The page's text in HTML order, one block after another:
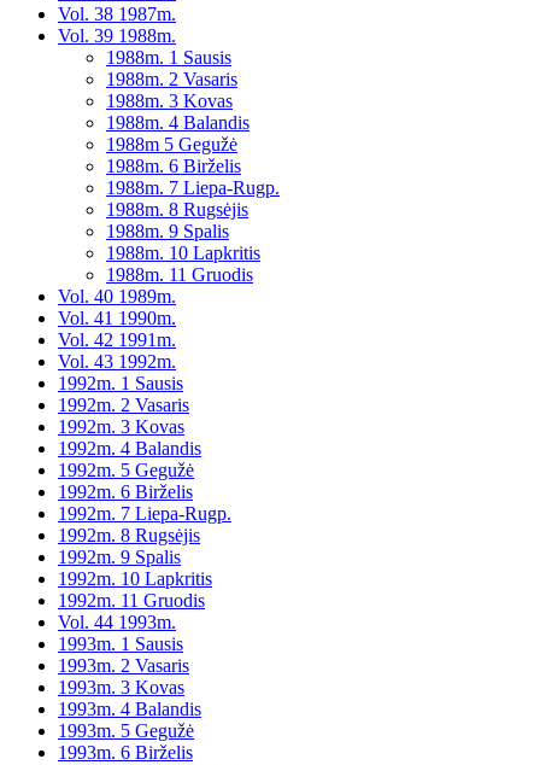
Vol. 38 1987m.
Vol. 39 1988m.
1988m. 1 Sausis
1988m. 2 Vasaris
1988m. 3 Kovas
1988m. 4 Balandis
1988m 5 Gegužė
1988m. 6 Birželis
1988m. 7 Liepa-Rugp.
1988m. 8 Rugsėjis
1988m. 9 Spalis
1988m. 10 Lapkritis
1988m. 11 Gruodis
Vol. 40 1989m.
Vol. 41 1990m.
Vol. 42 1991m.
Vol. 43 1992m.
1992m. 1 Sausis
1992m. 2 Vasaris
1992m. 3 Kovas
1992m. 4 Balandis
1992m. 5 Gegužė
1992m. 6 Birželis
1992m. 7 Liepa-Rugp.
1992m. 8 Rugsėjis
1992m. 9 Spalis
1992m. 10 Lapkritis
1992m. 11 Gruodis
Vol. 44 1993m.
1993m. 1 Sausis
1993m. 2 Vasaris
1993m. 3 Kovas
1993m. 4 Balandis
1993m. 5 Gegužė
1993m. 6 Birželis